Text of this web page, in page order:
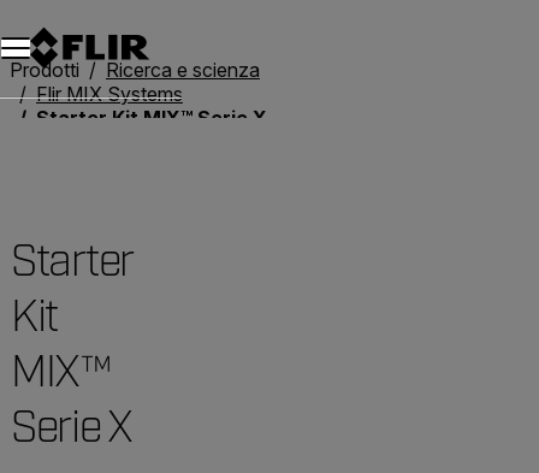
Unread messages
Modello
Rimuovi
articoli
articolo
Aggiungi al carrello
Aggiunto al carrello
Prodotti
Ricerca e scienza
Flir MIX Systems
Starter Kit MIX™ Serie X
Starter
Kit
MIX™
Serie X